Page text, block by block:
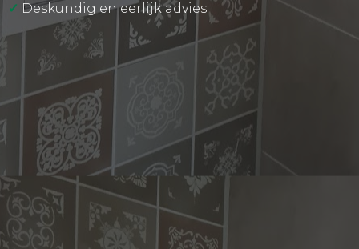
✓ Deskundig en eerlijk advies